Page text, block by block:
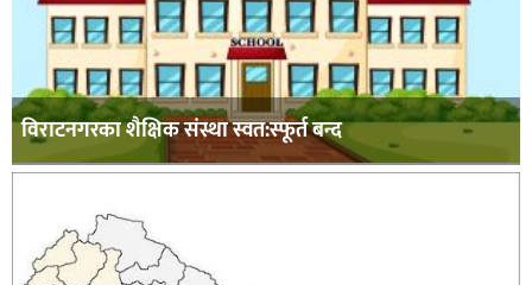
विराटनगरका शैक्षिक संस्था स्वत:स्फूर्त बन्द